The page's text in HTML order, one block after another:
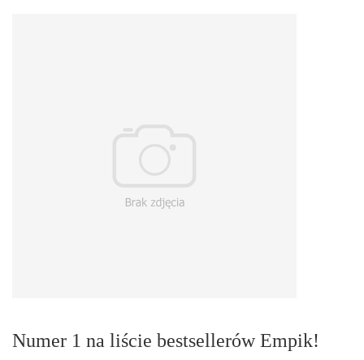
Numer 1 na liście bestsellerów Empik!